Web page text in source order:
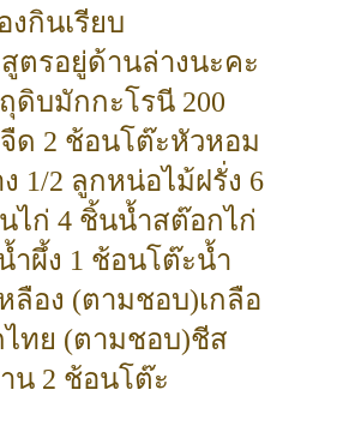
งกินเรียบ
ตรอยู่ด้านล่างนะคะ
ดิบมักกะโรนี 200
ด 2 ช้อนโต๊ะหัวหอม
1/2 ลูกหน่อไม้ฝรั่ง 6
ไก่ 4 ชิ้นน้ำสต๊อกไก่
ำผึ้ง 1 ช้อนโต๊ะน้ำ
ลือง (ตามชอบ)เกลือ
ทย (ตามชอบ)ชีส
น 2 ช้อนโต๊ะ